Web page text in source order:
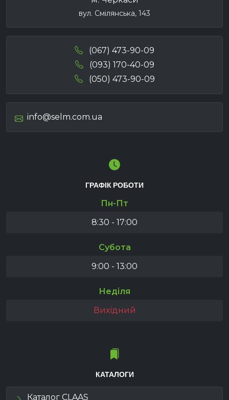
вул. Смілянська, 143
(067) 473-90-09
(093) 170-40-09
(050) 473-90-09
info@selm.com.ua
ГРАФІК РОБОТИ
Пн-Пт
8:30 - 17:00
Субота
9:00 - 13:00
Неділя
Вихідний
КАТАЛОГИ
Каталог CLAAS